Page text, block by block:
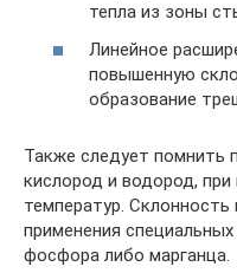
тепла из зоны
Линейное
повышенную
образование
Также следует помнить
кислород и водород,
температур.
применения
фосфора либо марганца.